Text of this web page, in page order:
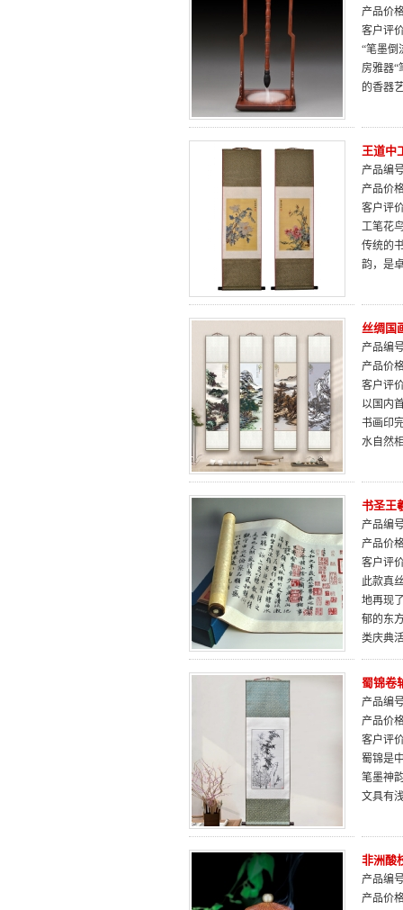
产品价
客户评
“笔墨倒
房雅器“
的香器
王道中
产品编
产品价
客户评
工笔花
传统的
韵，是
丝绸国
产品编
产品价
客户评
以国内
书画印
水自然
书圣王
产品编
产品价
客户评
此款真
地再现
郁的东
类庆典
蜀锦卷
产品编
产品价
客户评
蜀锦是
笔墨神
文具有
非洲酸
产品编
产品价